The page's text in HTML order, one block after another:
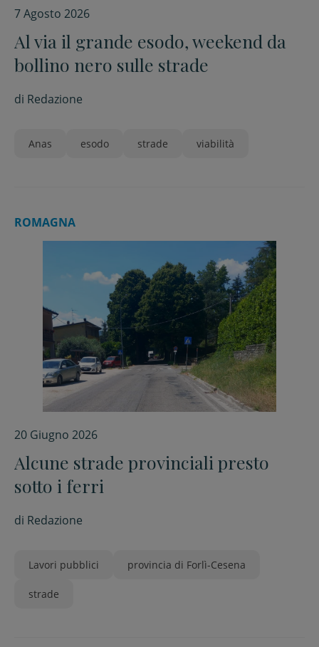
7 Agosto 2026
Al via il grande esodo, weekend da
bollino nero sulle strade
di Redazione
Anas esodo strade viabilità
ROMAGNA
20 Giugno 2026
Alcune strade provinciali presto
sotto i ferri
di Redazione
Lavori pubblici provincia di Forlì-Cesena
strade